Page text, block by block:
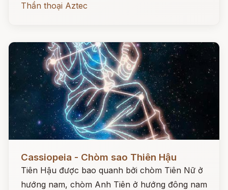
Thần thoại Aztec
Cassiopeia - Chòm sao Thiên Hậu
Tiên Hậu được bao quanh bởi chòm Tiên Nữ ở
hướng nam, chòm Anh Tiên ở hướng đông nam